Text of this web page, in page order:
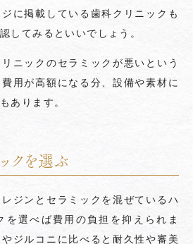
に掲載している歯科クリニックも
してみるといいでしょう。
ニックのセラミックが悪いという
用が高額になる分、設備や素材に
あります。
ックを選ぶ
ジンとセラミックを混ぜているハ
を選べば費用の負担を抑えられま
ジルコニに比べると耐久性や審美